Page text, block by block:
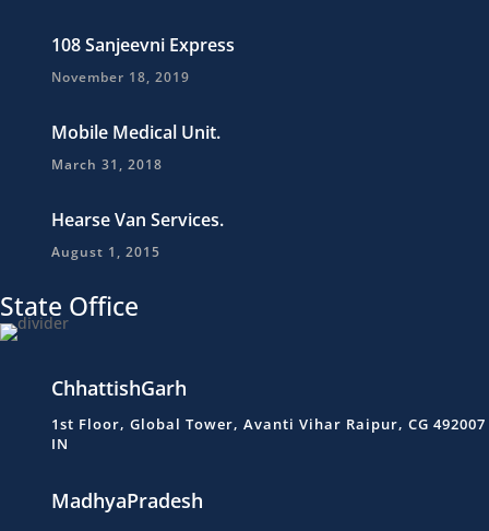
108 Sanjeevni Express
November 18, 2019
Mobile Medical Unit.
March 31, 2018
Hearse Van Services.
August 1, 2015
State Office
ChhattishGarh
1st Floor, Global Tower, Avanti Vihar Raipur, CG 492007
IN
MadhyaPradesh